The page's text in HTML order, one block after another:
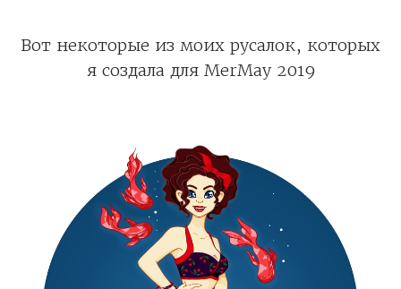
Вот некоторые из моих русалок, которых
я создала для MerMay 2019